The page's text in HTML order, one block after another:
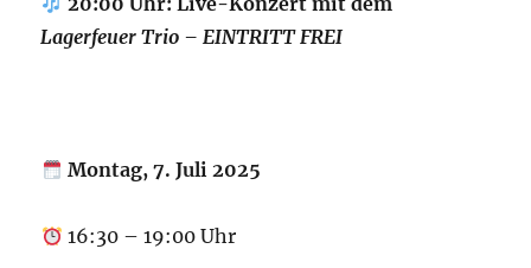
Lagerfeuer Trio – EINTRITT FREI
Montag, 7. Juli 2025
16:30 – 19:00 Uhr